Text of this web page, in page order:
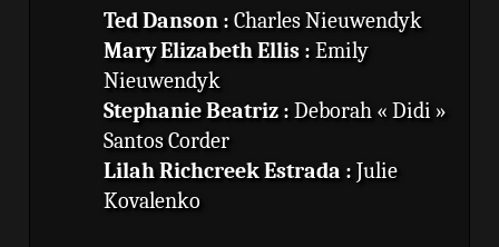
Ted Danson : Charles Nieuwendyk
Mary Elizabeth Ellis : Emily
Nieuwendyk
Stephanie Beatriz : Deborah « Didi »
Santos Corder
Lilah Richcreek Estrada : Julie
Kovalenko